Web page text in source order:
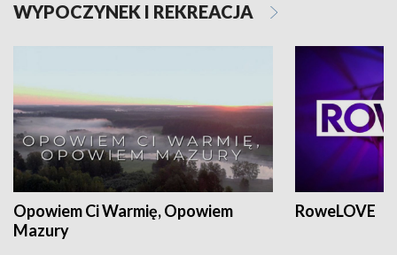
WYPOCZYNEK I REKREACJA
Opowiem Ci Warmię, Opowiem
Mazury
RoweLOVE